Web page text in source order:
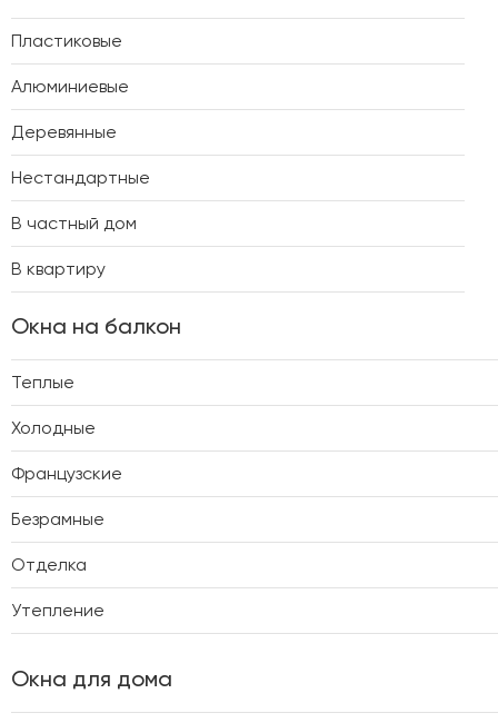
Пластиковые
Алюминиевые
Деревянные
Нестандартные
В частный дом
В квартиру
Окна на балкон
Теплые
Холодные
Французские
Безрамные
Отделка
Утепление
Окна для дома